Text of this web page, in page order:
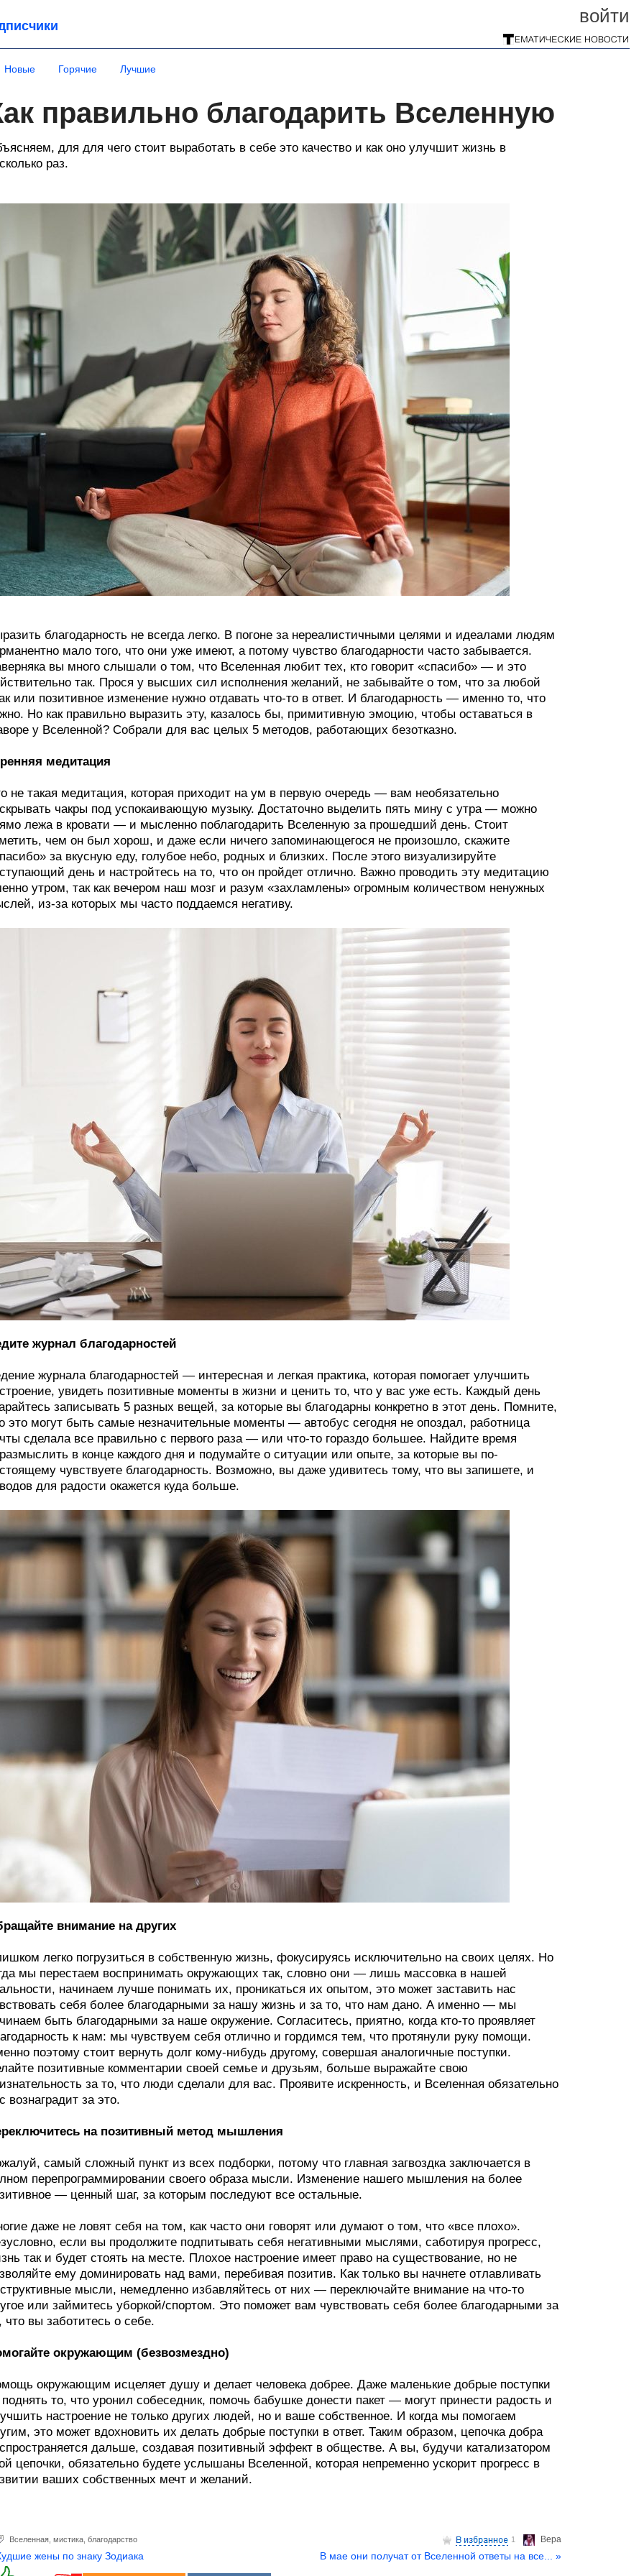
войти
Новые Горячие Лучшие
правильно благодарить Вселенную
для для чего стоит выработать в себе это качество и как оно улучшит жизнь в
раз.
благодарность не всегда легко. В погоне за нереалистичными целями и идеалами людям
мало того, что они уже имеют, а потому чувство благодарности часто забывается.
вы много слышали о том, что Вселенная любит тех, кто говорит «спасибо» — и это
так. Прося у высших сил исполнения желаний, не забывайте о том, что за любой
или позитивное изменение нужно отдавать что-то в ответ. И благодарность — именно то, что
Но как правильно выразить эту, казалось бы, примитивную эмоцию, чтобы оставаться в
у Вселенной? Собрали для вас целых 5 методов, работающих безотказно.
медитация
не такая медитация, которая приходит на ум в первую очередь — вам необязательно
чакры под успокаивающую музыку. Достаточно выделить пять мину с утра — можно
лежа в кровати — и мысленно поблагодарить Вселенную за прошедший день. Стоит
чем он был хорош, и даже если ничего запоминающегося не произошло, скажите
за вкусную еду, голубое небо, родных и близких. После этого визуализируйте
день и настройтесь на то, что он пройдет отлично. Важно проводить эту медитацию
утром, так как вечером наш мозг и разум «захламлены» огромным количеством ненужных
из-за которых мы часто поддаемся негативу.
журнал благодарностей
журнала благодарностей — интересная и легкая практика, которая помогает улучшить
увидеть позитивные моменты в жизни и ценить то, что у вас уже есть. Каждый день
записывать 5 разных вещей, за которые вы благодарны конкретно в этот день. Помните,
это могут быть самые незначительные моменты — автобус сегодня не опоздал, работница
сделала все правильно с первого раза — или что-то гораздо большее. Найдите время
в конце каждого дня и подумайте о ситуации или опыте, за которые вы по-
чувствуете благодарность. Возможно, вы даже удивитесь тому, что вы запишете, и
для радости окажется куда больше.
внимание на других
легко погрузиться в собственную жизнь, фокусируясь исключительно на своих целях. Но
мы перестаем воспринимать окружающих так, словно они — лишь массовка в нашей
начинаем лучше понимать их, проникаться их опытом, это может заставить нас
себя более благодарными за нашу жизнь и за то, что нам дано. А именно — мы
быть благодарными за наше окружение. Согласитесь, приятно, когда кто-то проявляет
к нам: мы чувствуем себя отлично и гордимся тем, что протянули руку помощи.
поэтому стоит вернуть долг кому-нибудь другому, совершая аналогичные поступки.
позитивные комментарии своей семье и друзьям, больше выражайте свою
за то, что люди сделали для вас. Проявите искренность, и Вселенная обязательно
вознаградит за это.
на позитивный метод мышления
самый сложный пункт из всех подборки, потому что главная загвоздка заключается в
перепрограммировании своего образа мысли. Изменение нашего мышления на более
— ценный шаг, за которым последуют все остальные.
даже не ловят себя на том, как часто они говорят или думают о том, что «все плохо».
если вы продолжите подпитывать себя негативными мыслями, саботируя прогресс,
так и будет стоять на месте. Плохое настроение имеет право на существование, но не
ему доминировать над вами, перебивая позитив. Как только вы начнете отлавливать
мысли, немедленно избавляйтесь от них — переключайте внимание на что-то
или займитесь уборкой/спортом. Это поможет вам чувствовать себя более благодарными за
что вы заботитесь о себе.
окружающим (безвозмездно)
окружающим исцеляет душу и делает человека добрее. Даже маленькие добрые поступки
то, что уронил собеседник, помочь бабушке донести пакет — могут принести радость и
настроение не только других людей, но и ваше собственное. И когда мы помогаем
это может вдохновить их делать добрые поступки в ответ. Таким образом, цепочка добра
дальше, создавая позитивный эффект в обществе. А вы, будучи катализатором
цепочки, обязательно будете услышаны Вселенной, которая непременно ускорит прогресс в
ваших собственных мечт и желаний.
Верa
1
Вселенная мистика благодарство
жены по знаку Зодиака В мае они получат от Вселенной ответы на все... »